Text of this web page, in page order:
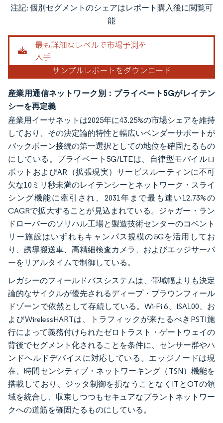
画像 © Mordor Intelligence。再利用にはCC BY 4.0の表示が必要です。
注記: 個別セグメントのシェアはレポート購入後に閲覧可
能
産業用通信ネットワーク別：プライベート5Gがレイテン
シーを再定義
産業用イーサネットは2025年に43.25%の市場シェアを維持
しており、その決定論的特性と幅広いベンダーサポートが
バックボーン接続の第一選択としての地位を確固たるもの
にしている。プライベート5G/LTEは、自律型モバイルロ
ボットおよびAR（拡張現実）サービスルーティンに不可
欠な10ミリ秒未満のレイテンシーとネットワーク・スライ
シング機能に牽引され、2031年まで最も速い12.73%の
CAGRで拡大することが見込まれている。ジャガー・ラン
ドローバーのソリハル工場と製造技術センターのコベント
リー施設はいずれもキャンパス規模の5Gを活用してお
り、誘導搬送車、高精細検査カメラ、およびエッジサーバ
ーをリアルタイムで制御している。
レガシーのフィールドバスシステムは、帯域幅よりも決定
論的なサイクルが優先されるディープ・ブラウンフィール
ドゾーンで依然として存続している。Wi-Fi 6、ISA100、お
よびWirelessHARTは、トラフィックが来たるべきPSTI施
行によって義務付けられたゼロトラスト・ゲートウェイの
背後でセグメント化されることを条件に、センサー群やハ
ンドヘルドデバイスに対応している。エッジノードは現
在、時間センシティブ・ネットワーキング（TSN）機能を
搭載しており、ジッタ制御を損なうことなくITとOTの領
域を統合し、収束しつつもセキュアなプラントネットワー
クへの道筋を確固たるものにしている。